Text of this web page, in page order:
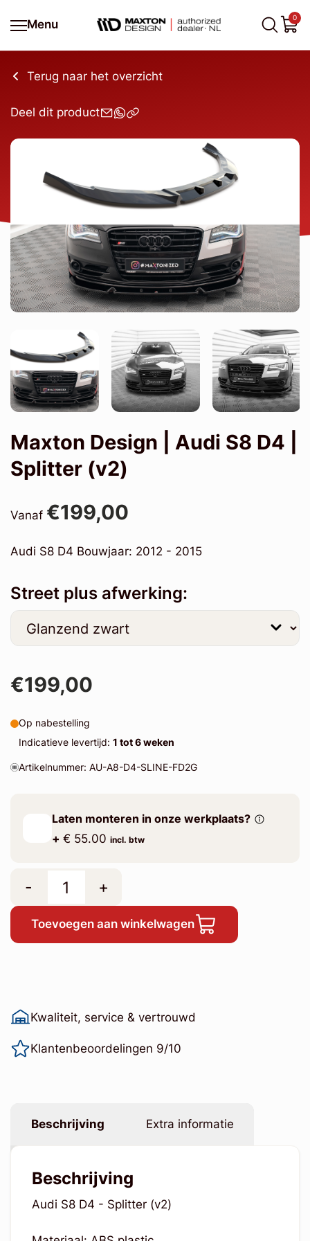
Menu
0
Terug naar het overzicht
Deel dit product
Maxton Design | Audi S8 D4 |
Splitter (v2)
Vanaf €199,00
Audi S8 D4 Bouwjaar: 2012 - 2015
Street plus afwerking:
€199,00
Op nabestelling
Indicatieve levertijd: 1 tot 6 weken
Artikelnummer: AU-A8-D4-SLINE-FD2G
Laten monteren in onze werkplaats?
+ € 55.00 incl. btw
- +
Toevoegen aan winkelwagen
Kwaliteit, service & vertrouwd
Klantenbeoordelingen 9/10
Beschrijving Extra informatie
Beschrijving
Audi S8 D4 - Splitter (v2)